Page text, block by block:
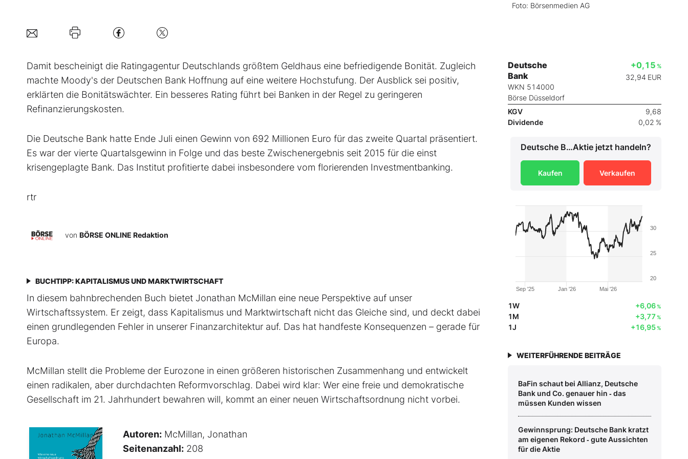
Foto: Börsenmedien AG
Damit bescheinigt die Ratingagentur Deutschlands größtem Geldhaus eine befriedigende Bonität. Zugleich
machte Moody's der Deutschen Bank Hoffnung auf eine weitere Hochstufung. Der Ausblick sei positiv,
erklärten die Bonitätswächter. Ein besseres Rating führt bei Banken in der Regel zu geringeren
Refinanzierungskosten.
Die Deutsche Bank hatte Ende Juli einen Gewinn von 692 Millionen Euro für das zweite Quartal präsentiert.
Es war der vierte Quartalsgewinn in Folge und das beste Zwischenergebnis seit 2015 für die einst
krisengeplagte Bank. Das Institut profitierte dabei insbesondere vom florierenden Investmentbanking.
rtr
von BÖRSE ONLINE Redaktion
BUCHTIPP: KAPITALISMUS UND MARKTWIRTSCHAFT
In diesem bahnbrechenden Buch bietet Jonathan McMillan eine neue Perspektive auf unser
Wirtschaftssystem. Er zeigt, dass Kapitalismus und Marktwirtschaft nicht das Gleiche sind, und deckt dabei
einen grundlegenden Fehler in unserer Finanzarchitektur auf. Das hat handfeste Konsequenzen – gerade für
Europa.
McMillan stellt die Probleme der Eurozone in einen größeren historischen Zusammenhang und entwickelt
einen radikalen, aber durchdachten Reformvorschlag. Dabei wird klar: Wer eine freie und demokratische
Gesellschaft im 21. Jahrhundert bewahren will, kommt an einer neuen Wirtschaftsordnung nicht vorbei.
Autoren: McMillan, Jonathan
Seitenanzahl: 208
Deutsche
Bank
WKN 514000
Börse Düsseldorf
+0,15 %
32,94 EUR
KGV
9,68
Dividende
0,02 %
Deutsche BankAktie jetzt handeln?
Kaufen Verkaufen
Jan '26
Sep '25 Mai '26
20
25
30
1W +6,06%
1M +3,77 %
1J +16,95%
WEITERFÜHRENDE BEITRÄGE
BaFin schaut bei Allianz, Deutsche
Bank und Co. genauer hin ‑ das
müssen Kunden wissen
Gewinnsprung: Deutsche Bank kratzt
am eigenen Rekord ‑ gute Aussichten
für die Aktie